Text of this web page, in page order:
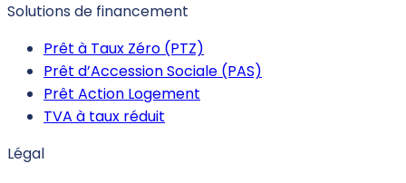
Solutions de financement
Prêt à Taux Zéro (PTZ)
Prêt d’Accession Sociale (PAS)
Prêt Action Logement
TVA à taux réduit
Légal